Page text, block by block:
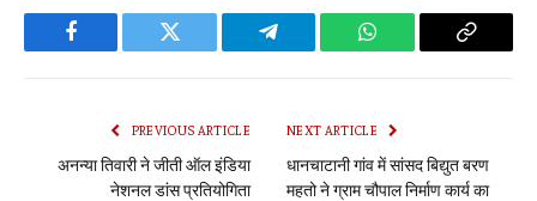
Facebook Twitter Telegram WhatsApp Copy
PREVIOUS ARTICLE
अनन्या तिवारी ने जीती ऑल इंडिया
नेशनल डांस प्रतियोगिता
NEXT ARTICLE
धानचाटानी गांव में सांसद बिद्युत बरण
महतो ने ग्राम चौपाल निर्माण कार्य का